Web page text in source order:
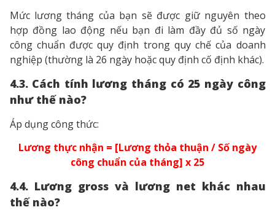
Mức lương tháng của bạn sẽ được giữ nguyên theo
hợp đồng lao động nếu bạn đi làm đầy đủ số ngày
công chuẩn được quy định trong quy chế của doanh
nghiệp (thường là 26 ngày hoặc quy định cố định khác).
4.3. Cách tính lương tháng có 25 ngày công
như thế nào?
Áp dụng công thức:
Lương thực nhận = [Lương thỏa thuận / Số ngày
công chuẩn của tháng] x 25
4.4. Lương gross và lương net khác nhau
thế nào?